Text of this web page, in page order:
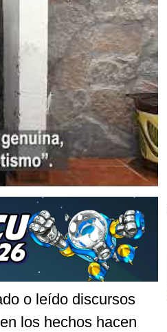
o leído discursos
los hechos hacen